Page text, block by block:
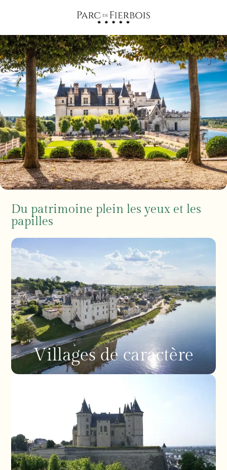
Du patrimoine plein les yeux et les
papilles
Villages de caractère